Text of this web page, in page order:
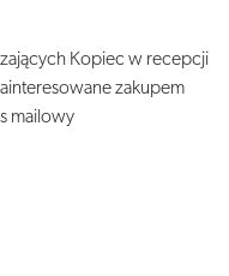
Kopiec w recepcji
zakupem
mailowy